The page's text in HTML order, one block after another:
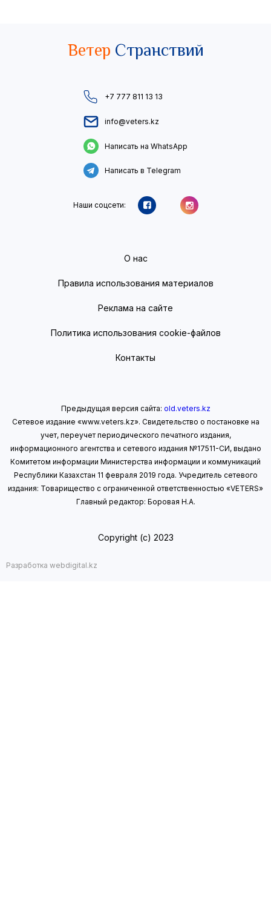
Ветер Странствий
+7 777 811 13 13
info@veters.kz
Написать на WhatsApp
Написать в Telegram
Наши соцсети:
О нас
Правила использования материалов
Реклама на сайте
Политика использования cookie-файлов
Контакты
Предыдущая версия сайта: old.veters.kz
Сетевое издание «www.veters.kz». Свидетельство о постановке на
учет, переучет периодического печатного издания,
информационного агентства и сетевого издания №17511-СИ, выдано
Комитетом информации Министерства информации и коммуникаций
Республики Казахстан 11 февраля 2019 года. Учредитель сетевого
издания: Товарищество с ограниченной ответственностью «VETERS»
Главный редактор: Боровая Н.А.
Copyright (с) 2023
Разработка webdigital.kz